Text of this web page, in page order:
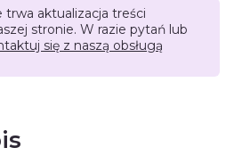
trwa aktualizacja treści
stronie. W razie pytań lub
się z naszą obsługą